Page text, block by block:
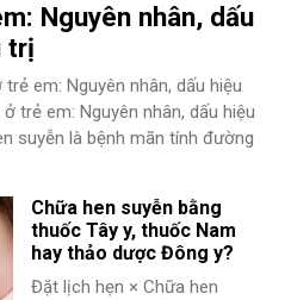
Nguyên nhân, dấu
trị
em: Nguyên nhân, dấu hiệu
trẻ em: Nguyên nhân, dấu hiệu
suyễn là bệnh mãn tính đường
Chữa hen suyễn bằng
thuốc Tây y, thuốc Nam
hay thảo dược Đông y?
Đặt lịch hẹn × Chữa hen